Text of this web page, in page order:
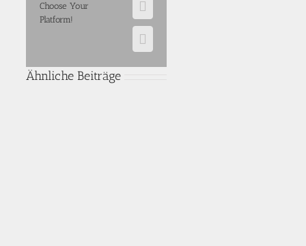
Choose Your
Platform!
E-
Mail
WhatsApp
Ähnliche Beiträge